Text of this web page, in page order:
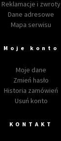
Reklamacje i zwroty
Dane adresowe
Mapa serwisu
Moje konto
Moje dane
Zmień hasło
Historia zamówień
Usuń konto
KONTAKT